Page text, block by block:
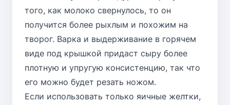
того, как молоко свернулось, то он
получится более рыхлым и похожим на
творог. Варка и выдерживание в горячем
виде под крышкой придаст сыру более
плотную и упругую консистенцию, так что
его можно будет резать ножом.
Если использовать только яичные желтки,